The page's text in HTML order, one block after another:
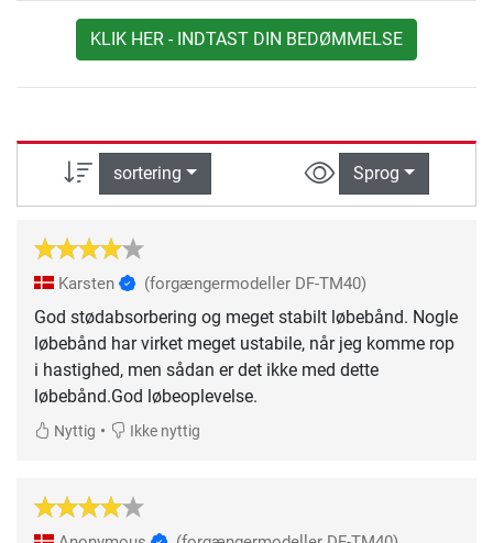
KLIK HER - INDTAST DIN BEDØMMELSE
sortering Sprog
Karsten (forgængermodeller DF-TM40)
God stødabsorbering og meget stabilt løbebånd. Nogle
løbebånd har virket meget ustabile, når jeg komme rop
i hastighed, men sådan er det ikke med dette
løbebånd.God løbeoplevelse.
Nyttig • Ikke nyttig